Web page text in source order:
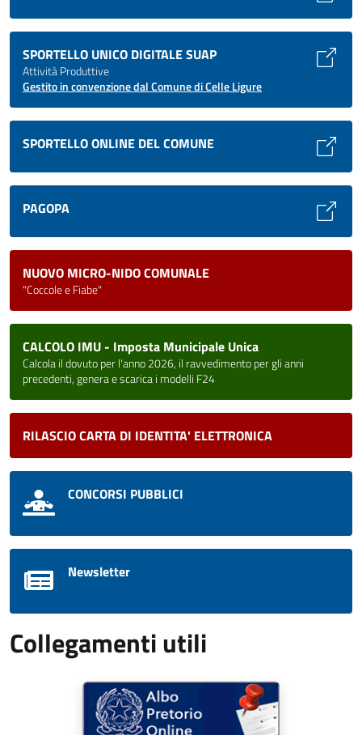
SPORTELLO UNICO DIGITALE SUAP
Attività Produttive
Gestito in convenzione dal Comune di Celle Ligure
SPORTELLO ONLINE DEL COMUNE
PAGOPA
NUOVO MICRO-NIDO COMUNALE
"Coccole e Fiabe"
CALCOLO IMU - Imposta Municipale Unica
Calcola il dovuto per l'anno 2026, il ravvedimento per gli anni
precedenti, genera e scarica i modelli F24
RILASCIO CARTA DI IDENTITA' ELETTRONICA
CONCORSI PUBBLICI
Newsletter
Collegamenti utili